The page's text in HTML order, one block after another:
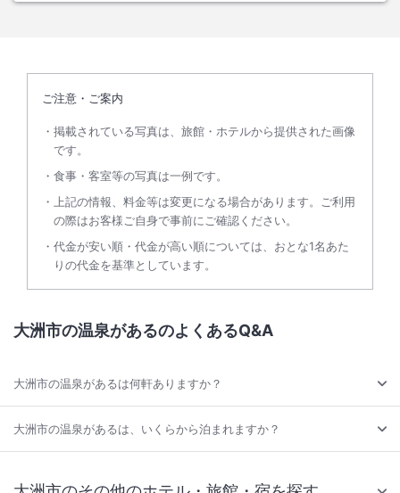
ご注意・ご案内
掲載されている写真は、旅館・ホテルから提供された画像
です。
食事・客室等の写真は一例です。
上記の情報、料金等は変更になる場合があります。ご利用
の際はお客様ご自身で事前にご確認ください。
代金が安い順・代金が高い順については、おとな1名あた
りの代金を基準としています。
大洲市の温泉があるのよくあるQ&A
大洲市の温泉があるは何軒ありますか？
大洲市の温泉があるは、いくらから泊まれますか？